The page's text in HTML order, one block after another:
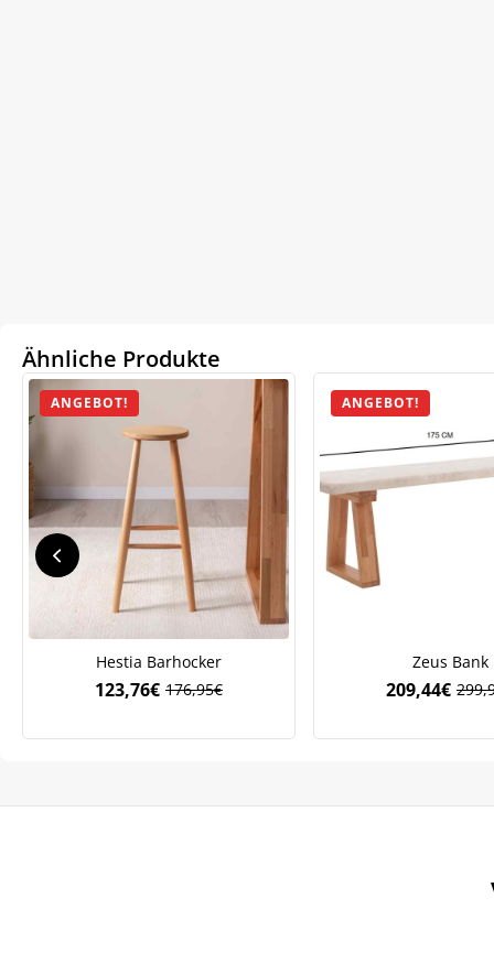
Ähnliche Produkte
ANGEBOT!
Hestia Barhocker
176,95€
Ursprünglicher
war:
123,76€Aktueller
ist:
ANGEBOT!
Zeus Bank
war:
209,44€
ist: